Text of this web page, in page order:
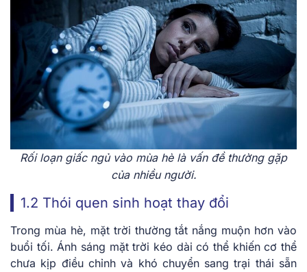
Rối loạn giấc ngủ vào mùa hè là vấn đề thường gặp
của nhiều người.
1.2 Thói quen sinh hoạt thay đổi
Trong mùa hè, mặt trời thường tắt nắng muộn hơn vào
buổi tối. Ánh sáng mặt trời kéo dài có thể khiến cơ thể
chưa kịp điều chỉnh và khó chuyển sang trại thái sẵn